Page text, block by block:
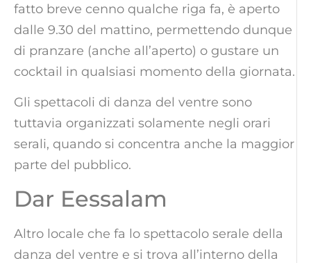
fatto breve cenno qualche riga fa, è aperto
dalle 9.30 del mattino, permettendo dunque
di pranzare (anche all’aperto) o gustare un
cocktail in qualsiasi momento della giornata.
Gli spettacoli di danza del ventre sono
tuttavia organizzati solamente negli orari
serali, quando si concentra anche la maggior
parte del pubblico.
Dar Eessalam
Altro locale che fa lo spettacolo serale della
danza del ventre e si trova all’interno della